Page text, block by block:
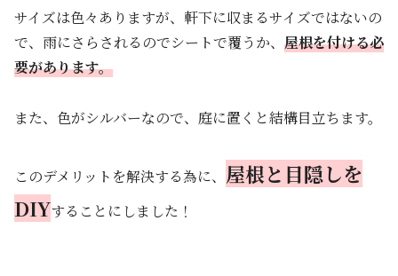
サイズは色々ありますが、軒下に収まるサイズではないの
で、雨にさらされるのでシートで覆うか、 屋根を付ける必
要があります。
また、色がシルバーなので、庭に置くと結構目立ちます。
このデメリットを解決する為に、 屋根と目隠しを
DIYすることにしました！